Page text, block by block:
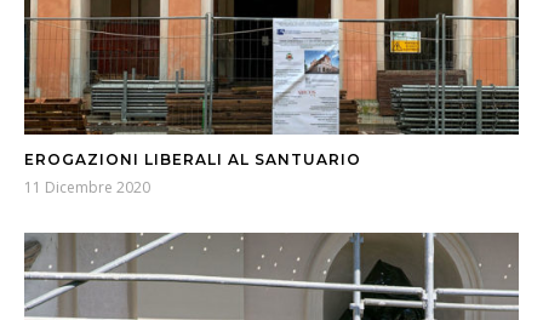
EROGAZIONI LIBERALI AL SANTUARIO
11 Dicembre 2020